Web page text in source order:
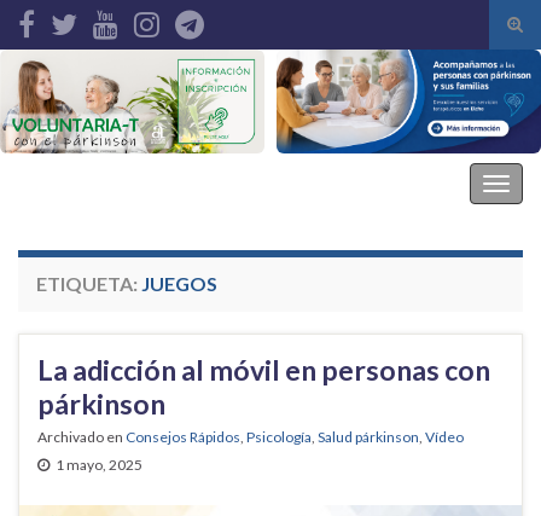
de
Search for:
ETIQUETA: JUEGOS
La adicción al móvil en personas con
párkinson
Archivado en Consejos Rápidos, Psicología, Salud párkinson, Vídeo
1 mayo, 2025